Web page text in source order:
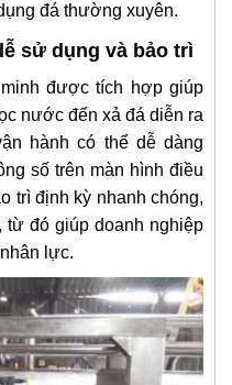
đá thường xuyên.
sử dụng và bảo trì
được tích hợp giúp
nước đến xả đá diễn ra
hành có thể dễ dàng
số trên màn hình điều
trì định kỳ nhanh chóng,
từ đó giúp doanh nghiệp
lực.